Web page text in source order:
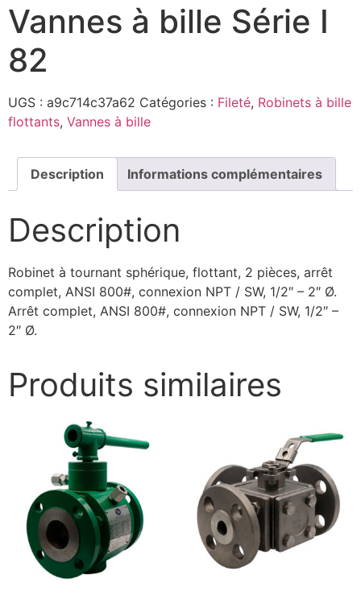
Vannes à bille Série I
82
UGS : a9c714c37a62 Catégories : Fileté, Robinets à bille
flottants, Vannes à bille
Description Informations complémentaires
Description
Robinet à tournant sphérique, flottant, 2 pièces, arrêt
complet, ANSI 800#, connexion NPT / SW, 1/2″ – 2″ Ø.
Arrêt complet, ANSI 800#, connexion NPT / SW, 1/2″ –
2″ Ø.
Produits similaires